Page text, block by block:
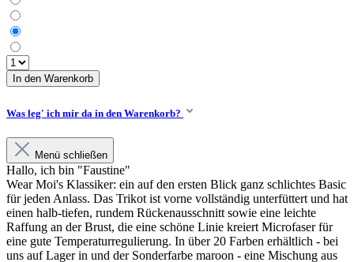
In den Warenkorb
Was leg' ich mir da in den Warenkorb?
Menü schließen
Hallo, ich bin "Faustine"
Wear Moi's Klassiker: ein auf den ersten Blick ganz schlichtes Basic
für jeden Anlass. Das Trikot ist vorne vollständig unterfüttert und hat
einen halb-tiefen, rundem Rückenausschnitt sowie eine leichte
Raffung an der Brust, die eine schöne Linie kreiert Microfaser für
eine gute Temperaturregulierung. In über 20 Farben erhältlich - bei
uns auf Lager in und der Sonderfarbe maroon - eine Mischung aus